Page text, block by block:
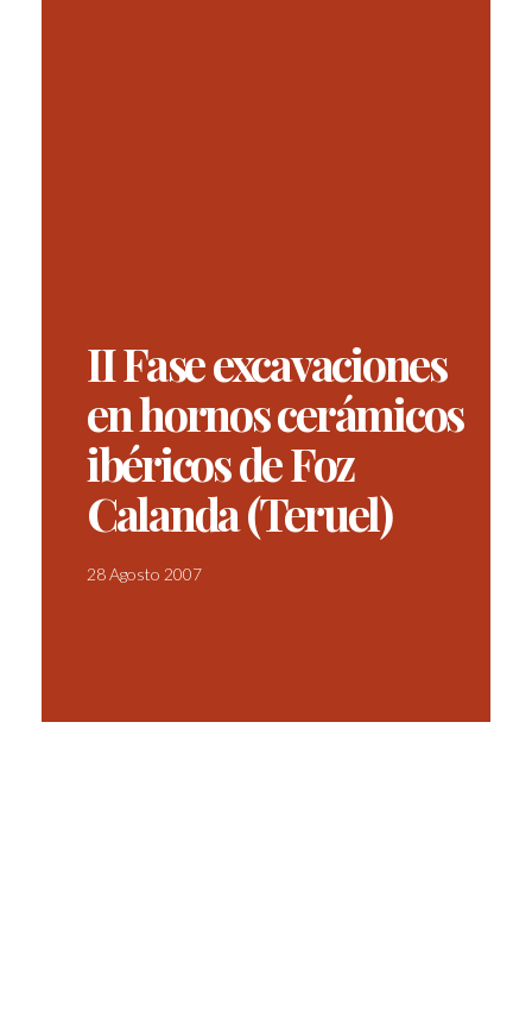
II Fase excavaciones
en hornos cerámicos
ibéricos de Foz
Calanda (Teruel)
28 Agosto 2007